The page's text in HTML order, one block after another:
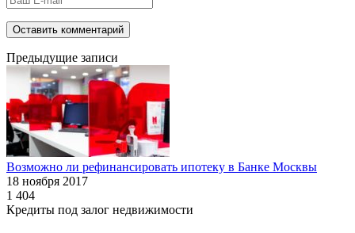
Предыдущие записи
Возможно ли рефинансировать ипотеку в Банке Москвы
18 ноября 2017
1 404
Кредиты под залог недвижимости